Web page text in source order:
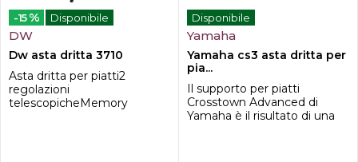
-15 % Disponibile
DW
Dw asta dritta 3710
Asta dritta per piatti2
regolazioni
telescopicheMemory
Disponibile
Yamaha
Yamaha cs3 asta dritta per
pia...
Il supporto per piatti
Crosstown Advanced di
Yamaha è il risultato di una